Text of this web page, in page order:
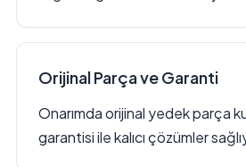
Orijinal Parça ve Garanti
Onarımda orijinal yedek parça
garantisi ile kalıcı çözümler